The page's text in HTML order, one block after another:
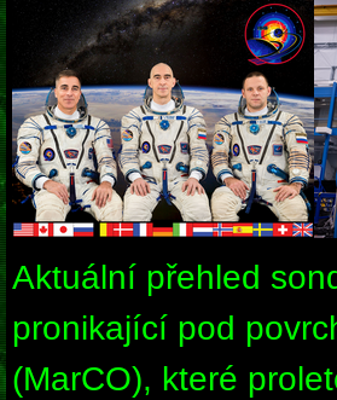
Aktuální přehled
pronikající pod
(MarCO), které